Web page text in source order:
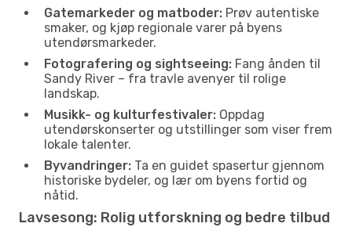
Gatemarkeder og matboder: Prøv autentiske
smaker, og kjøp regionale varer på byens
utendørsmarkeder.
Fotografering og sightseeing: Fang ånden til
Sandy River – fra travle avenyer til rolige
landskap.
Musikk- og kulturfestivaler: Oppdag
utendørskonserter og utstillinger som viser frem
lokale talenter.
Byvandringer: Ta en guidet spasertur gjennom
historiske bydeler, og lær om byens fortid og
nåtid.
Lavsesong: Rolig utforskning og bedre tilbud